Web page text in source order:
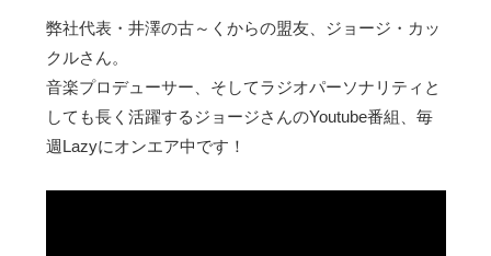
弊社代表・井澤の古～くからの盟友、ジョージ・カッ
クルさん。
音楽プロデューサー、そしてラジオパーソナリティと
しても長く活躍するジョージさんのYoutube番組、毎
週Lazyにオンエア中です！